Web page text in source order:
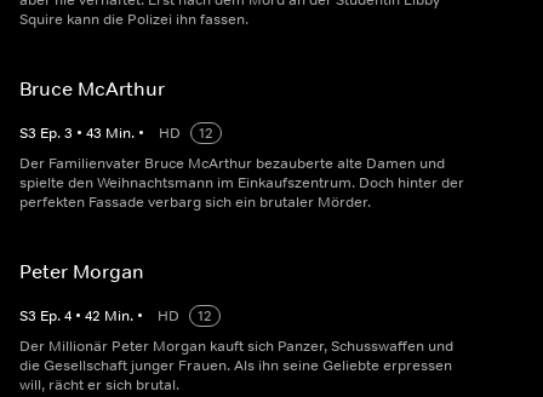
Squire kann die Polizei ihn fassen.
Bruce McArthur
S3 Ep.3 • 43 Min. • HD
12
Der Familienvater Bruce McArthur bezauberte alte Damen und
spielte den Weihnachtsmann im Einkaufszentrum. Doch hinter der
perfekten Fassade verbarg sich ein brutaler Mörder.
Peter Morgan
S3 Ep.4 • 42 Min. • HD
12
Der Millionär Peter Morgan kauft sich Panzer, Schusswaffen und
die Gesellschaft junger Frauen. Als ihn seine Geliebte erpressen
will, rächt er sich brutal.